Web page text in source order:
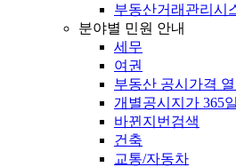
부동산거래관리시
분야별 민원 안내
세무
여권
부동산 공시가격
개별공시지가 365
바뀐지번검색
건축
교통/자동차